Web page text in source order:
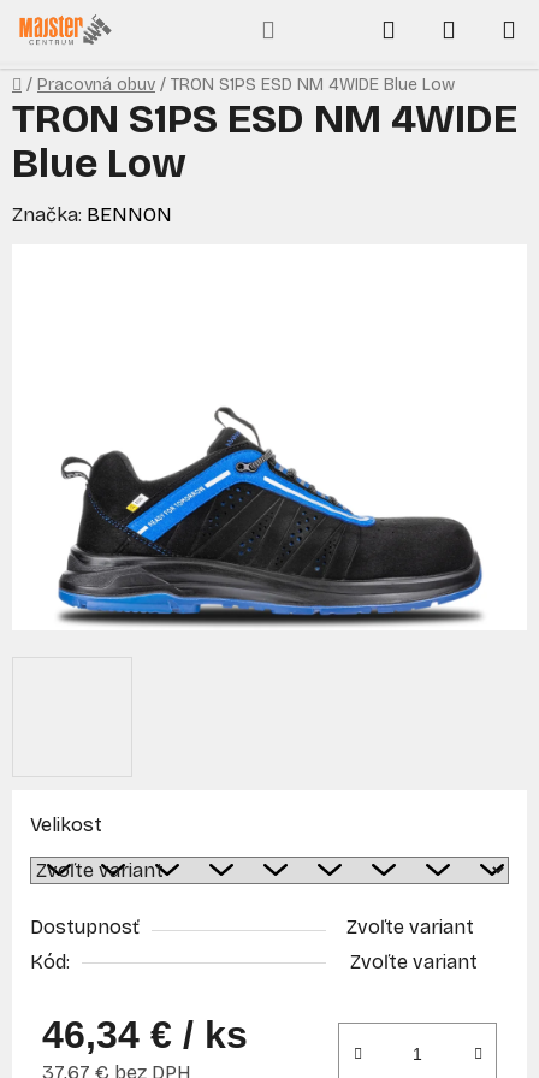
Prejsť
na
obsah
Hľadať
KOŠÍK
Domov
/ Pracovná obuv / TRON S1PS ESD NM 4WIDE Blue Low
Velikost
Dostupnosť
Zvoľte variant
Kód:
Zvoľte variant
46,34 € / ks
37,67 € bez DPH
TRON S1PS ESD NM 4WIDE
Blue Low
Značka: BENNON